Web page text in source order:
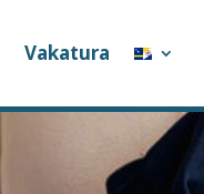
Vakatura